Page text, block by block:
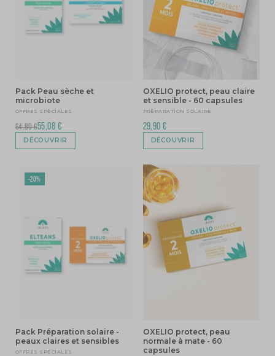
Pack Peau sèche et
microbiote
OFFRES SPÉCIALES
64,80 €55,08 €
DÉCOUVRIR
OXELIO protect, peau claire
et sensible - 60 capsules
PRÉPARATION SOLAIRE
29,90 €
DÉCOUVRIR
Pack Préparation solaire -
peaux claires et sensibles
OFFRES SPÉCIALES
-20%
OXELIO protect, peau
normale à mate - 60
capsules